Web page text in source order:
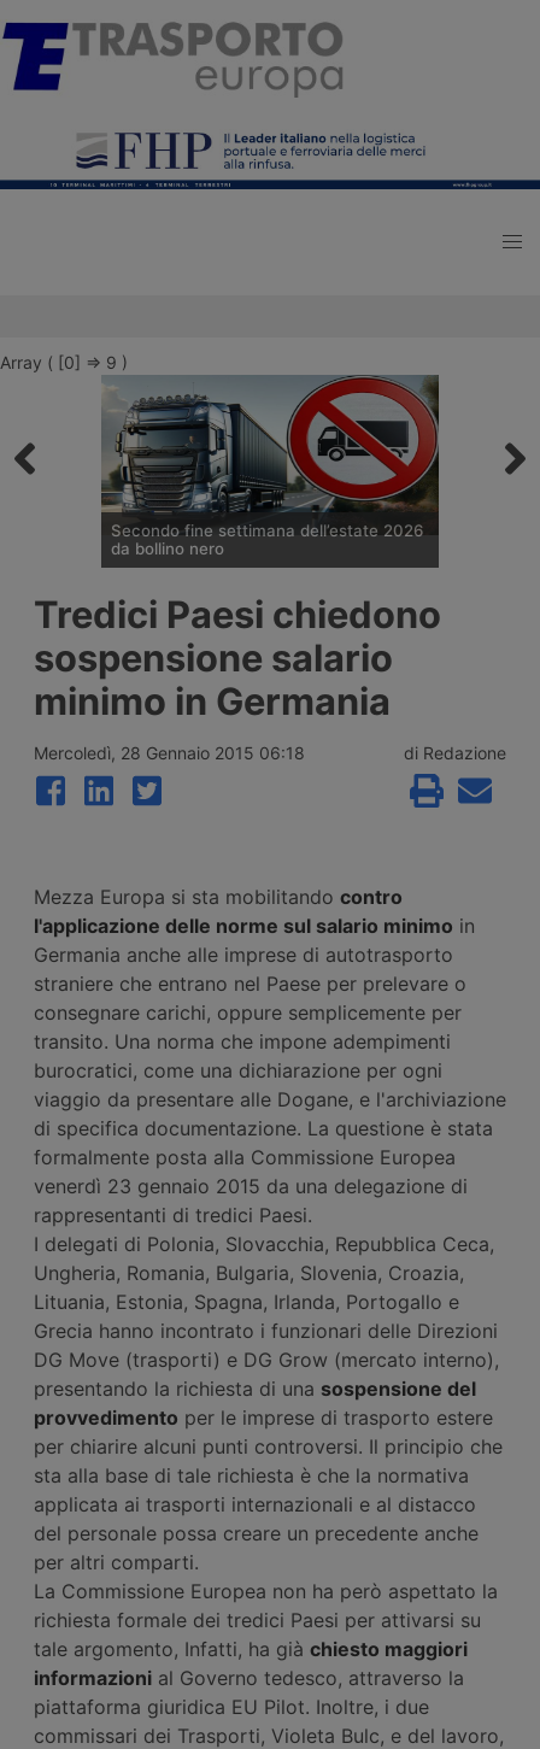
Array ( [0] => 9 )
Secondo fine settimana dell’estate 2026
da bollino nero
e potenziamento del personale Anas sulla
rete nazionale nel weekend che apre la
settimana di Ferragosto, con oltre 25
milioni di spostamenti attesi tra il 7 e il 9
agosto 2026.
Tredici Paesi chiedono
sospensione salario
minimo in Germania
Mercoledì, 28 Gennaio 2015 06:18 di Redazione
Mezza Europa si sta mobilitando contro
l'applicazione delle norme sul salario minimo in
Germania anche alle imprese di autotrasporto
straniere che entrano nel Paese per prelevare o
consegnare carichi, oppure semplicemente per
transito. Una norma che impone adempimenti
burocratici, come una dichiarazione per ogni
viaggio da presentare alle Dogane, e l'archiviazione
di specifica documentazione. La questione è stata
formalmente posta alla Commissione Europea
venerdì 23 gennaio 2015 da una delegazione di
rappresentanti di tredici Paesi.
I delegati di Polonia, Slovacchia, Repubblica Ceca,
Ungheria, Romania, Bulgaria, Slovenia, Croazia,
Lituania, Estonia, Spagna, Irlanda, Portogallo e
Grecia hanno incontrato i funzionari delle Direzioni
DG Move (trasporti) e DG Grow (mercato interno),
presentando la richiesta di una sospensione del
provvedimento per le imprese di trasporto estere
per chiarire alcuni punti controversi. Il principio che
sta alla base di tale richiesta è che la normativa
applicata ai trasporti internazionali e al distacco
del personale possa creare un precedente anche
per altri comparti.
La Commissione Europea non ha però aspettato la
richiesta formale dei tredici Paesi per attivarsi su
tale argomento, Infatti, ha già chiesto maggiori
informazioni al Governo tedesco, attraverso la
piattaforma giuridica EU Pilot. Inoltre, i due
commissari dei Trasporti, Violeta Bulc, e del lavoro,